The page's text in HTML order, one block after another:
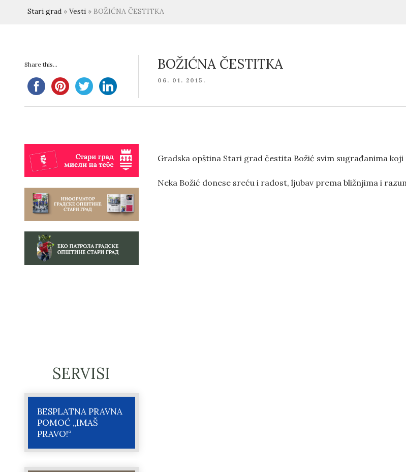
Stari grad » Vesti » BOŽIĆNA ČESTITKA
Share this... BOŽIĆNA ČESTITKA
POSTED
06. 01. 2015.
SERVISI
BESPLATNA PRAVNA
POMOĆ „IMAŠ
PRAVO!“
Gradska opština Stari grad čestita Božić svim sugrađanima
Neka Božić donese sreću i radost, ljubav prema bližnjima i